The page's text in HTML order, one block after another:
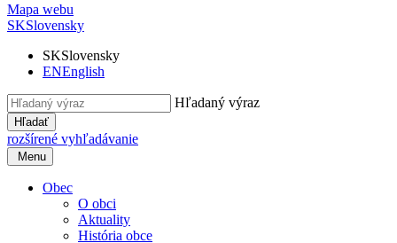
Mapa webu
SKSlovensky
SKSlovensky
ENEnglish
Hľadaný výraz
Hľadať
rozšírené vyhľadávanie
Menu
Obec
O obci
Aktuality
História obce